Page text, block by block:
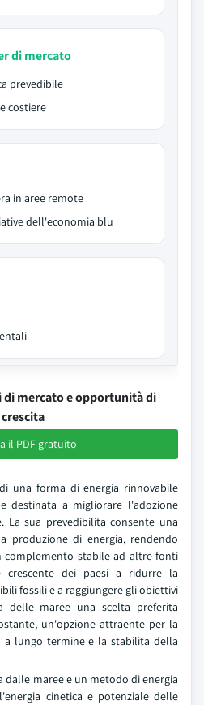
di mercato
prevedibile
costiere
in aree remote
dell'economia blu
mercato e opportunità di
crescita
il PDF gratuito
una forma di energia rinnovabile
destinata a migliorare l'adozione
La sua prevedibilita consente una
produzione di energia, rendendo
complemento stabile ad altre fonti
crescente dei paesi a ridurre la
fossili e a raggiungere gli obiettivi
delle maree una scelta preferita
un'opzione attraente per la
a lungo termine e la stabilita della
dalle maree e un metodo di energia
cinetica e potenziale delle